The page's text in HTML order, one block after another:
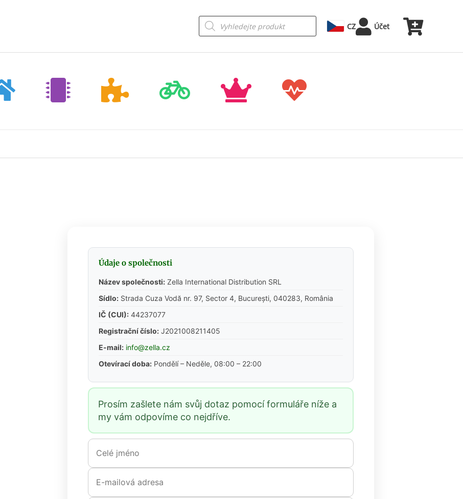
Products
search CZ Účet
Údaje o společnosti
Název společnosti:Zella International Distribution SRL
Sídlo:Strada Cuza Vodă nr. 97, Sector 4, București, 040283, România
IČ (CUI):44237077
Registrační číslo:J2021008211405
E-mail: info@zella.cz
Otevírací doba:Pondělí – Neděle, 08:00 – 22:00
Prosím zašlete nám svůj dotaz pomocí formuláře níže a
my vám odpovíme co nejdříve.
Celé jméno *
E-mailová adresa *
Telefon *
Vaše zpráva *